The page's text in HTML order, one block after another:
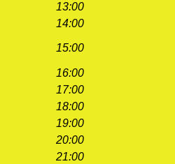
13:00
14:00
15:00
16:00
17:00
18:00
19:00
20:00
21:00